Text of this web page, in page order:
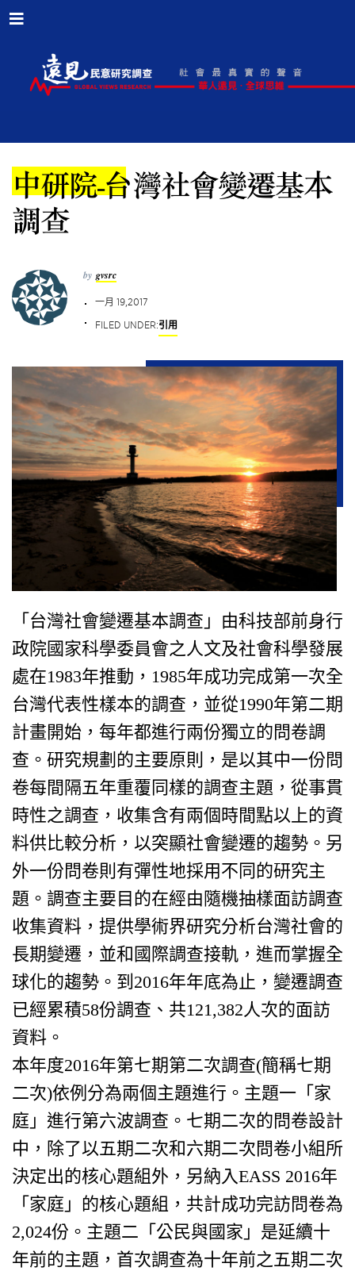
中研院-台灣社會變遷基本
調查
by gvsrc
一月 19,2017
FILED UNDER:引用
「台灣社會變遷基本調查」由科技部前身行
政院國家科學委員會之人文及社會科學發展
處在1983年推動，1985年成功完成第一次全
台灣代表性樣本的調查，並從1990年第二期
計畫開始，每年都進行兩份獨立的問卷調
查。研究規劃的主要原則，是以其中一份問
卷每間隔五年重覆同樣的調查主題，從事貫
時性之調查，收集含有兩個時間點以上的資
料供比較分析，以突顯社會變遷的趨勢。另
外一份問卷則有彈性地採用不同的研究主
題。調查主要目的在經由隨機抽樣面訪調查
收集資料，提供學術界研究分析台灣社會的
長期變遷，並和國際調查接軌，進而掌握全
球化的趨勢。到2016年年底為止，變遷調查
已經累積58份調查、共121,382人次的面訪
資料。
本年度2016年第七期第二次調查(簡稱七期
二次)依例分為兩個主題進行。主題一「家
庭」進行第六波調查。七期二次的問卷設計
中，除了以五期二次和六期二次問卷小組所
決定出的核心題組外，另納入EASS 2016年
「家庭」的核心題組，共計成功完訪問卷為
2,024份。主題二「公民與國家」是延續十
年前的主題，首次調查為十年前之五期二次